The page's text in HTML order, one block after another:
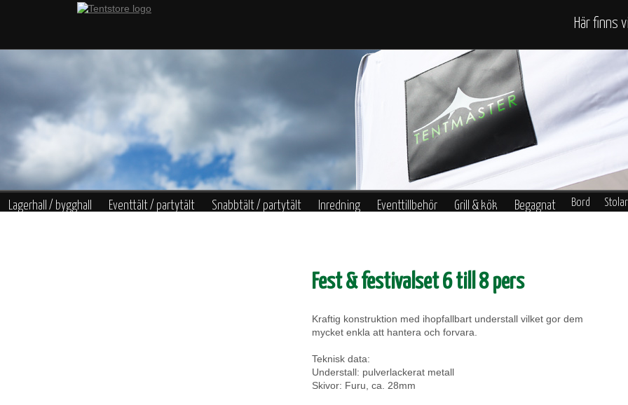
Här finns vi
Lagerhall / bygghall Eventtält / partytält Snabbtält / partytält Inredning Eventtillbehör Grill & kök Begagnat Bord
Stolar
Fest & festivalset 6 till 8 pers
Kraftig konstruktion med ihopfallbart understall vilket gor dem
mycket enkla att hantera och forvara.
Teknisk data:
Understall: pulverlackerat metall
Skivor: Furu, ca. 28mm